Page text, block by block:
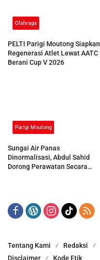
Olahraga
PELTI Parigi Moutong Siapkan
Regenerasi Atlet Lewat AATC
Berani Cup V 2026
Parigi Moutong
Sungai Air Panas
Dinormalisasi, Abdul Sahid
Dorong Perawatan Secara
Tentang Kami Redaksi
Disclaimer
Kode Etik